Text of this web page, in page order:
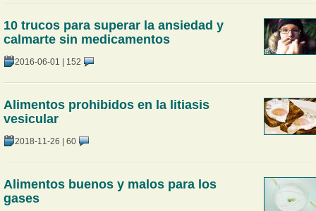
10 trucos para superar la ansiedad y
calmarte sin medicamentos
2016-06-01 | 152
Alimentos prohibidos en la litiasis
vesicular
2018-11-26 | 60
Alimentos buenos y malos para los
gases